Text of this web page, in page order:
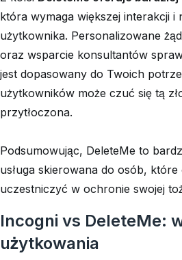
która wymaga większej interakcji i
użytkownika. Personalizowane
oraz wsparcie konsultantów
jest dopasowany do Twoich
użytkowników może czuć się tą
przytłoczona.
Podsumowując, DeleteMe to
usługa skierowana do osób,
uczestniczyć w ochronie swojej
Incogni vs DeleteMe:
użytkowania